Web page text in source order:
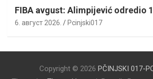
FIBA avgust: Alimpijević odredio
6. август 2026. Pcinjski017
Copyright © 2026 PČINJSKI 017-